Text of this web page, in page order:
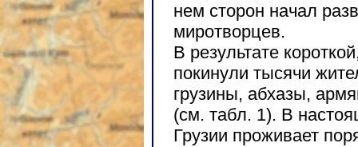
нем сторон начал
миротворцев.
В результате
покинули тысячи
грузины, абхазы,
(см. табл. 1). В
Грузии проживает